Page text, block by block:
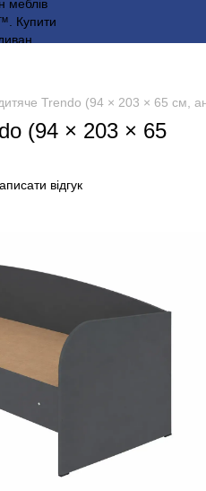
Trendo (94 × 203 × 65 см,
(94 × 203 × 65
відгук